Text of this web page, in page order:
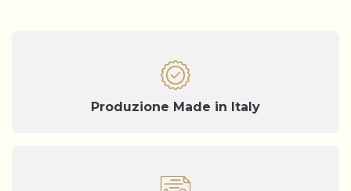
Produzione Made in Italy